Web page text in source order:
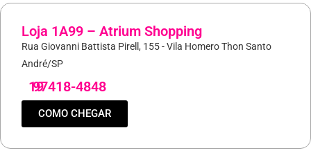
Loja 1A99 – Atrium Shopping
Rua Giovanni Battista Pirell, 155 - Vila Homero Thon Santo
André/SP
19
97418-4848
COMO CHEGAR